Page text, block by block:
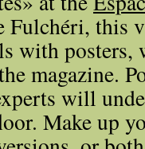
Fulchéri, this
with posters,
magazine.
will
Make up